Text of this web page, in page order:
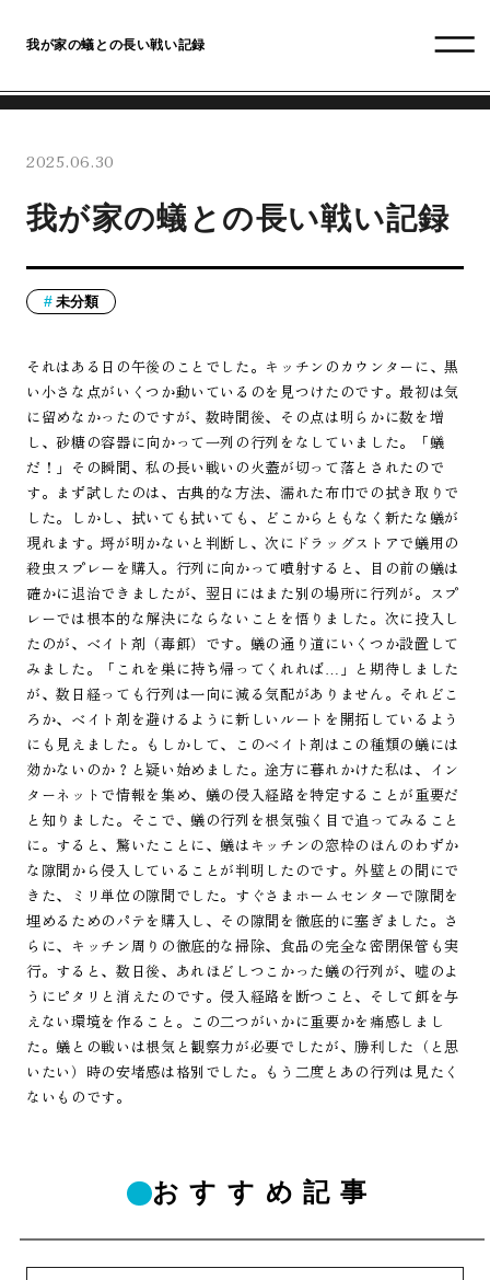
我が家の蟻との長い戦い記録
2025.06.30
我が家の蟻との長い戦い記録
未分類
それはある日の午後のことでした。キッチンのカウンターに、黒
い小さな点がいくつか動いているのを見つけたのです。最初は気
に留めなかったのですが、数時間後、その点は明らかに数を増
し、砂糖の容器に向かって一列の行列をなしていました。「蟻
だ！」その瞬間、私の長い戦いの火蓋が切って落とされたので
す。まず試したのは、古典的な方法、濡れた布巾での拭き取りで
した。しかし、拭いても拭いても、どこからともなく新たな蟻が
現れます。埒が明かないと判断し、次にドラッグストアで蟻用の
殺虫スプレーを購入。行列に向かって噴射すると、目の前の蟻は
確かに退治できましたが、翌日にはまた別の場所に行列が。スプ
レーでは根本的な解決にならないことを悟りました。次に投入し
たのが、ベイト剤（毒餌）です。蟻の通り道にいくつか設置して
みました。「これを巣に持ち帰ってくれれば…」と期待しました
が、数日経っても行列は一向に減る気配がありません。それどこ
ろか、ベイト剤を避けるように新しいルートを開拓しているよう
にも見えました。もしかして、このベイト剤はこの種類の蟻には
効かないのか？と疑い始めました。途方に暮れかけた私は、イン
ターネットで情報を集め、蟻の侵入経路を特定することが重要だ
と知りました。そこで、蟻の行列を根気強く目で追ってみること
に。すると、驚いたことに、蟻はキッチンの窓枠のほんのわずか
な隙間から侵入していることが判明したのです。外壁との間にで
きた、ミリ単位の隙間でした。すぐさまホームセンターで隙間を
埋めるためのパテを購入し、その隙間を徹底的に塞ぎました。さ
らに、キッチン周りの徹底的な掃除、食品の完全な密閉保管も実
行。すると、数日後、あれほどしつこかった蟻の行列が、嘘のよ
うにピタリと消えたのです。侵入経路を断つこと、そして餌を与
えない環境を作ること。この二つがいかに重要かを痛感しまし
た。蟻との戦いは根気と観察力が必要でしたが、勝利した（と思
いたい）時の安堵感は格別でした。もう二度とあの行列は見たく
ないものです。
おすすめ記事